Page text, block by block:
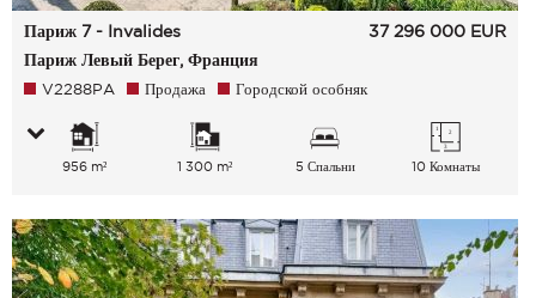
Париж 7 - Invalides
Париж Левый Берег, Франция
37 296 000 EUR
V2288PA Продажа Городской особняк
956 m² 1 300 m² 5 Спальни 10 Комнаты